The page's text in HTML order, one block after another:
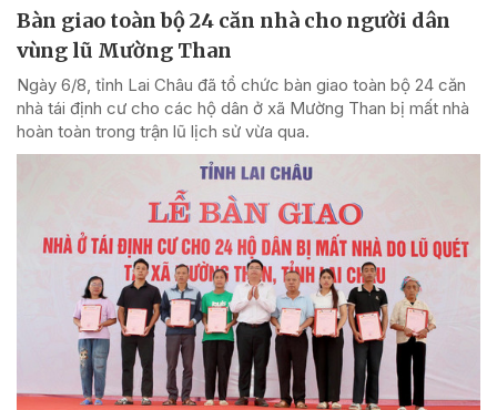
Bàn giao toàn bộ 24 căn nhà cho người dân
vùng lũ Mường Than
Ngày 6/8, tỉnh Lai Châu đã tổ chức bàn giao toàn bộ 24 căn
nhà tái định cư cho các hộ dân ở xã Mường Than bị mất nhà
hoàn toàn trong trận lũ lịch sử vừa qua.